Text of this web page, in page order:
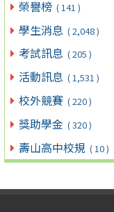
榮譽榜 ( 141 )
學生消息 ( 2,048 )
考試訊息 ( 205 )
活動訊息 ( 1,531 )
校外競賽 ( 220 )
獎助學金 ( 320 )
壽山高中校規 ( 10 )